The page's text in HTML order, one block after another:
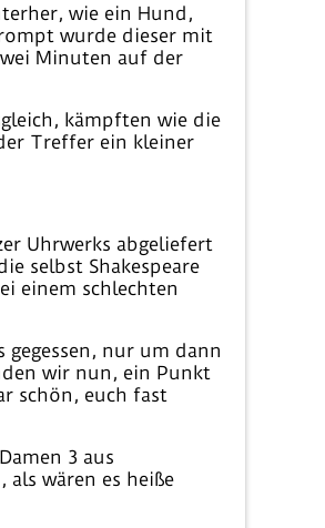
wie ein Hund,
wurde dieser mit
Minuten auf der
kämpften wie die
Treffer ein kleiner
Uhrwerks abgeliefert
selbst Shakespeare
einem schlechten
nur um dann
wir nun, ein Punkt
schön, euch fast
3 aus
wären es heiße